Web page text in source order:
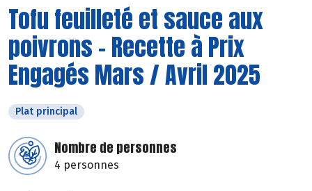
Tofu feuilleté et sauce aux
poivrons - Recette à Prix
Engagés Mars / Avril 2025
Plat principal
Nombre de personnes
4 personnes